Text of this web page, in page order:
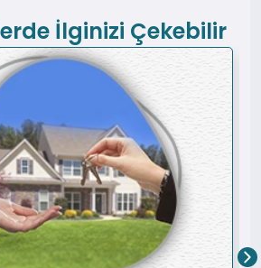
İlginizi Çekebilir